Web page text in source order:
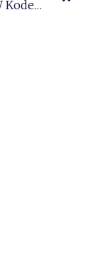
Zmiany W Kodeksie Karnym Od 1 Października 2023 R.